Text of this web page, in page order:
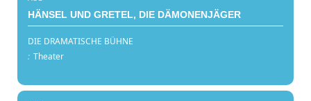
HÄNSEL UND GRETEL, DIE DÄMONENJÄGER
DIE DRAMATISCHE BÜHNE
: Theater